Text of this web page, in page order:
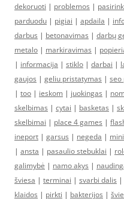
dekoruoti | problemos |
parduodu | pigiai | apdaila |
darbus | betonavimas | darbų
metalo | markiravimas |
| informacija | stiklo | darbai |
gaujos | geliu pristatymas | seo
| too | ieskom | juokingas |
skelbimas | cytai | basketas |
skelbimai | place 4 games |
ineport | garsus | negeda |
| ansta | pasaulio stebuklai |
galimybė | namo akys |
šviesa | terminai | svarbi dalis |
klaidos | pirkti | bakterijos |